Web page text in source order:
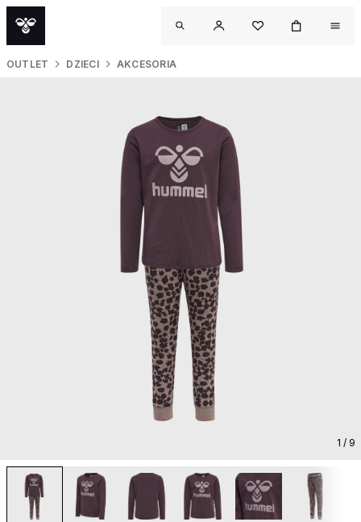
OUTLET DZIECI AKCESORIA
1 / 9